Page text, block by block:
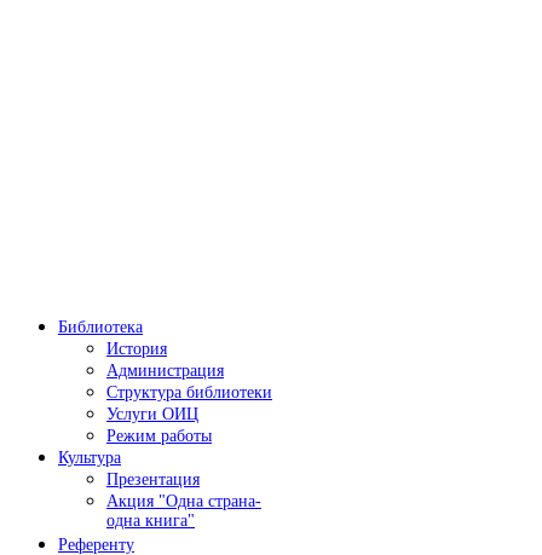
Библиотека
История
Администрация
Структура библиотеки
Услуги ОИЦ
Режим работы
Культура
Презентация
Акция "Одна страна-
одна книга"
Референту